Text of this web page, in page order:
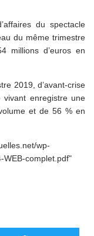
du spectacle
du même trimestre
millions d’euros en
2019, d’avant-crise
vivant enregistre une
et de 56 % en
wp-
WEB-complet.pdf"